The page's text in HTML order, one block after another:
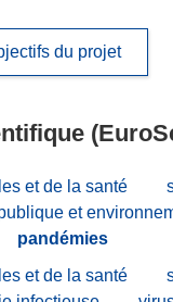
du projet
et de la santé
et
pandémies
et de la santé